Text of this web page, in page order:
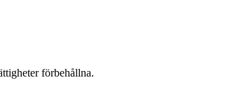
förbehållna.